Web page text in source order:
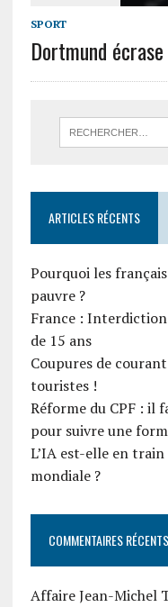
SPORT
Dortmund
ARTICLES RÉCENTS
Pourquoi les
pauvre ?
France : Interdiction
de 15 ans
Coupures de
touristes !
Réforme du CPF : il
pour suivre une
L’IA est-elle en
mondiale ?
COMMENTAIRES RÉCENTS
Affaire Jean-Michel